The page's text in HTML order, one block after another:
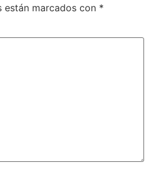
marcados con *